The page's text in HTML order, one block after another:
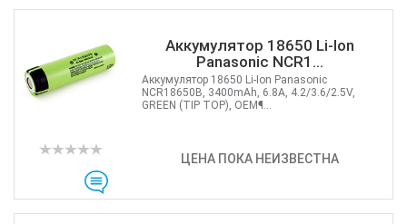
Аккумулятор 18650 Li-Ion
Panasonic NCR1...
ЦЕНА ПОКА НЕИЗВЕСТНА
Аккумулятор 18650 Li-Ion Panasonic
NCR18650B, 3400mAh, 6.8A, 4.2/3.6/2.5V,
GREEN (TIP TOP), OEM¶...